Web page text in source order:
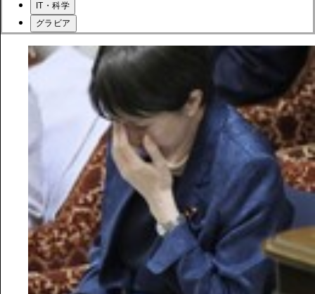
IT・科学
グラビア